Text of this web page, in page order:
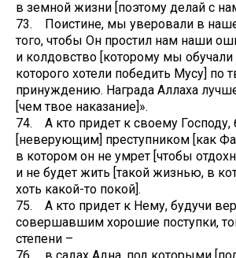
в земной жизни [поэтому делай с
73. Поистине, мы уверовали в
того, чтобы Он простил нам наши
и колдовство [которому мы
которого хотели победить Мусу] по
принуждению. Награда Аллаха
[чем твое наказание]».
74. А кто придет к своему Господу,
[неверующим] преступником [как
в котором он не умрет [чтобы
и не будет жить [такой жизнью, в
хоть какой-то покой].
75. А кто придет к Нему, будучи
совершавшим хорошие поступки,
степени –